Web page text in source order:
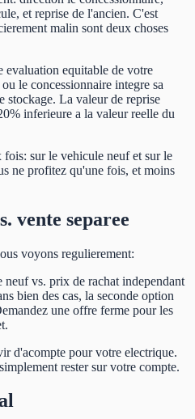
et reprise de l'ancien. C'est
malin sont deux choses
evaluation equitable de votre
le concessionnaire integre sa
stockage. La valeur de reprise
inferieure a la valeur reelle du
sur le vehicule neuf et sur le
ne profitez qu'une fois, et moins
vente separee
voyons regulierement:
neuf vs. prix de rachat independant
bien des cas, la seconde option
une offre ferme pour les
d'acompte pour votre electrique.
rester sur votre compte.